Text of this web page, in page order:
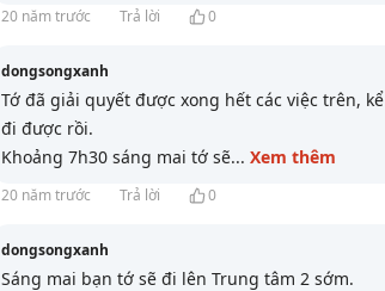
20 năm trước Trả lời 0
dongsongxanh
Tớ đã giải quyết được xong hết các việc trên,
đi được rồi.
Khoảng 7h30 sáng mai tớ sẽ... Xem thêm
20 năm trước Trả lời 0
dongsongxanh
Sáng mai bạn tớ sẽ đi lên Trung tâm 2 sớm.